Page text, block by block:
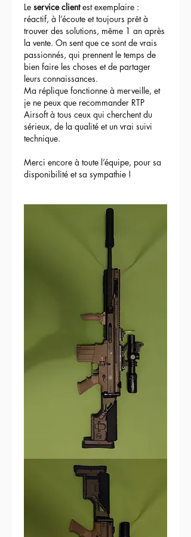
Le service client est exemplaire :
réactif, à l’écoute et toujours prêt à
trouver des solutions, même 1 an après
la vente. On sent que ce sont de vrais
passionnés, qui prennent le temps de
bien faire les choses et de partager
leurs connaissances.
Ma réplique fonctionne à merveille, et
je ne peux que recommander RTP
Airsoft à tous ceux qui cherchent du
sérieux, de la qualité et un vrai suivi
technique.
Merci encore à toute l’équipe, pour sa
disponibilité et sa sympathie !